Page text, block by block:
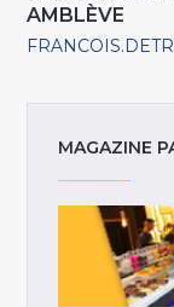
AMBLÈVE
MAGAZINE